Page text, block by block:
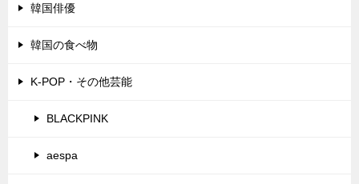
韓国俳優
韓国の食べ物
K-POP・その他芸能
BLACKPINK
aespa